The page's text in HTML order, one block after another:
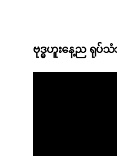
ဗုဒ္ဓဟူးနေ့ည ရုပ်